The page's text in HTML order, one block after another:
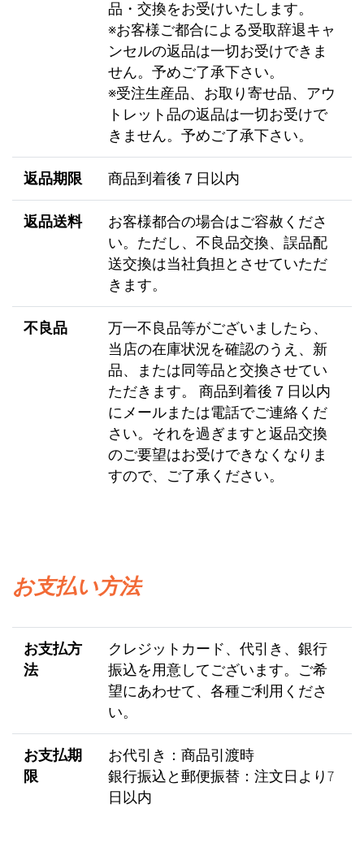
品・交換をお受けいたします。
※お客様ご都合による受取辞退キャ
ンセルの返品は一切お受けできま
せん。予めご了承下さい。
※受注生産品、お取り寄せ品、アウ
トレット品の返品は一切お受けで
きません。予めご了承下さい。
返品期限 商品到着後７日以内
返品送料
お客様都合の場合はご容赦くださ
い。ただし、不良品交換、誤品配
送交換は当社負担とさせていただ
きます。
不良品
万一不良品等がございましたら、
当店の在庫状況を確認のうえ、新
品、または同等品と交換させてい
ただきます。 商品到着後７日以内
にメールまたは電話でご連絡くだ
さい。それを過ぎますと返品交換
のご要望はお受けできなくなりま
すので、ご了承ください。
お支払い方法
お支払方
法
クレジットカード、代引き、銀行
振込を用意してございます。ご希
望にあわせて、各種ご利用くださ
い。
お支払期
限
お代引き：商品引渡時
銀行振込と郵便振替：注文日より7
日以内